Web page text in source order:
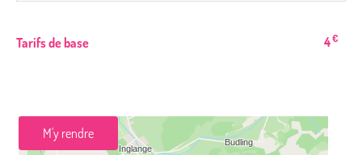
Tarifs de base 4€
M'y rendre